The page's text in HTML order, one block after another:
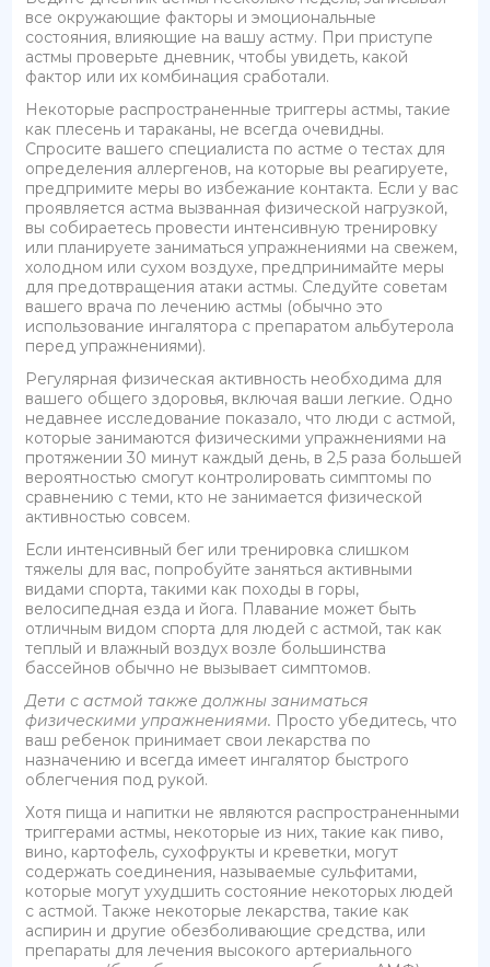
все окружающие факторы и эмоциональные
состояния, влияющие на вашу астму. При приступе
астмы проверьте дневник, чтобы увидеть, какой
фактор или их комбинация сработали.
Некоторые распространенные триггеры астмы, такие
как плесень и тараканы, не всегда очевидны.
Спросите вашего специалиста по астме о тестах для
определения аллергенов, на которые вы реагируете,
предпримите меры во избежание контакта. Если у вас
проявляется астма вызванная физической нагрузкой,
вы собираетесь провести интенсивную тренировку
или планируете заниматься упражнениями на свежем,
холодном или сухом воздухе, предпринимайте меры
для предотвращения атаки астмы. Следуйте советам
вашего врача по лечению астмы (обычно это
использование ингалятора с препаратом альбутерола
перед упражнениями).
Регулярная физическая активность необходима для
вашего общего здоровья, включая ваши легкие. Одно
недавнее исследование показало, что люди с астмой,
которые занимаются физическими упражнениями на
протяжении 30 минут каждый день, в 2,5 раза большей
вероятностью смогут контролировать симптомы по
сравнению с теми, кто не занимается физической
активностью совсем.
Если интенсивный бег или тренировка слишком
тяжелы для вас, попробуйте заняться активными
видами спорта, такими как походы в горы,
велосипедная езда и йога. Плавание может быть
отличным видом спорта для людей с астмой, так как
теплый и влажный воздух возле большинства
бассейнов обычно не вызывает симптомов.
Дети с астмой также должны заниматься
физическими упражнениями. Просто убедитесь, что
ваш ребенок принимает свои лекарства по
назначению и всегда имеет ингалятор быстрого
облегчения под рукой.
Хотя пища и напитки не являются распространенными
триггерами астмы, некоторые из них, такие как пиво,
вино, картофель, сухофрукты и креветки, могут
содержать соединения, называемые сульфитами,
которые могут ухудшить состояние некоторых людей
с астмой. Также некоторые лекарства, такие как
аспирин и другие обезболивающие средства, или
препараты для лечения высокого артериального